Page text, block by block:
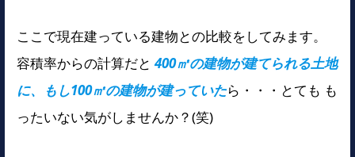
ここで現在建っている建物との比較をしてみます。
容積率からの計算だと 400㎡の建物が建てられる土地
に、もし100㎡の建物が建っていたら・・・とても も
ったいない気がしませんか？(笑)